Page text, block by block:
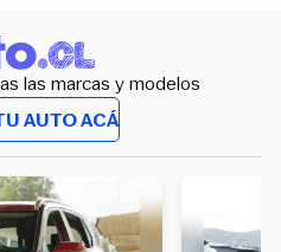
las marcas y modelos
AUTO ACÁ